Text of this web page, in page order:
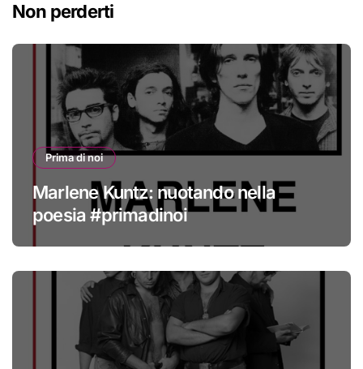
Non perderti
Prima di noi
Marlene Kuntz: nuotando nella
poesia #primadinoi